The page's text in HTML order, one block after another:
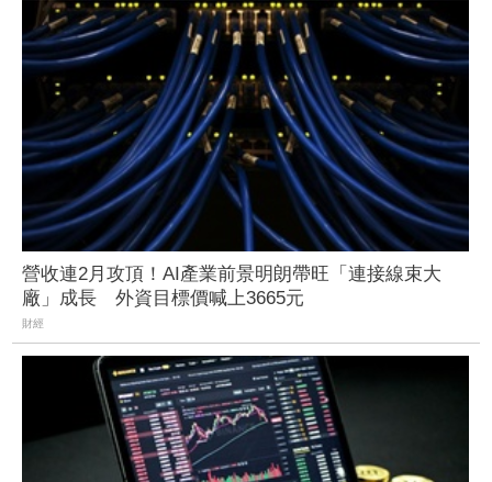
營收連2月攻頂！AI產業前景明朗帶旺「連接線束大
廠」成長 外資目標價喊上3665元
財經